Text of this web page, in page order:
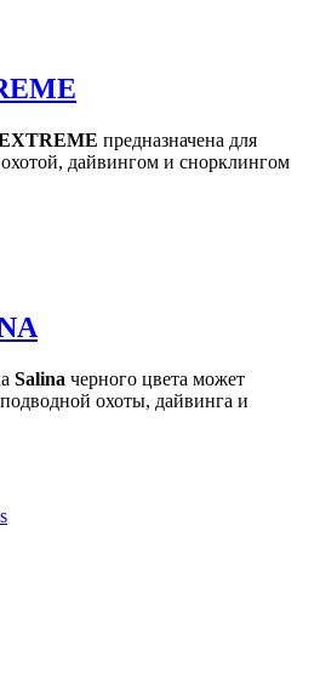
предназначена для
дайвингом и снорклингом
Salina черного цвета может
подводной охоты, дайвинга и